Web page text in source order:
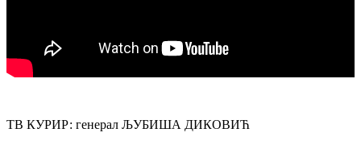
ТВ КУРИР: генерал ЉУБИША ДИКОВИЋ